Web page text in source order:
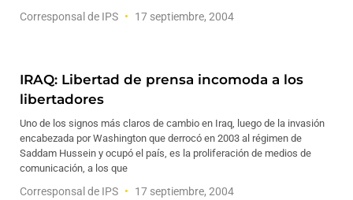
Corresponsal de IPS 17 septiembre, 2004
IRAQ: Libertad de prensa incomoda a los
libertadores
Uno de los signos más claros de cambio en Iraq, luego de la invasión
encabezada por Washington que derrocó en 2003 al régimen de
Saddam Hussein y ocupó el país, es la proliferación de medios de
comunicación, a los que
Corresponsal de IPS 17 septiembre, 2004